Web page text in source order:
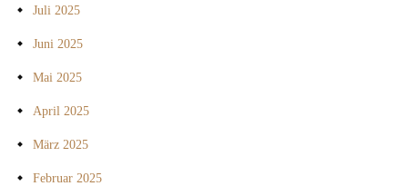
Juli 2025
Juni 2025
Mai 2025
April 2025
März 2025
Februar 2025